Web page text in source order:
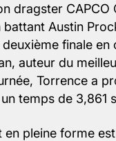
dragster
battant Austin
finale
auteur du
Torrence a
temps de 3,861
en pleine forme